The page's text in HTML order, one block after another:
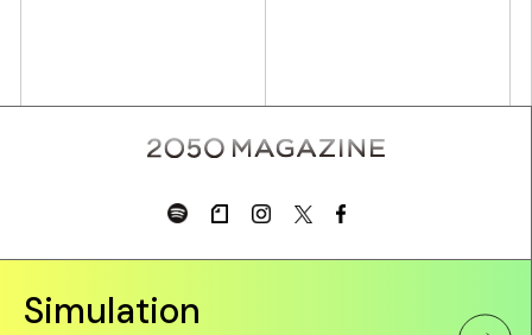
Simulation